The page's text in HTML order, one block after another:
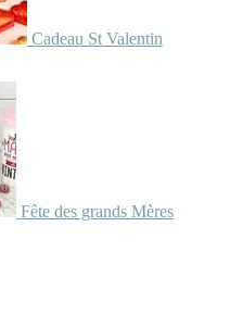
Cadeau St Valentin
Fête des grands Mères